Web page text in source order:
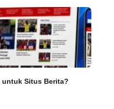
untuk Situs Berita?